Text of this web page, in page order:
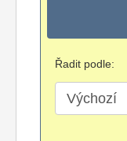
Řadit podle: